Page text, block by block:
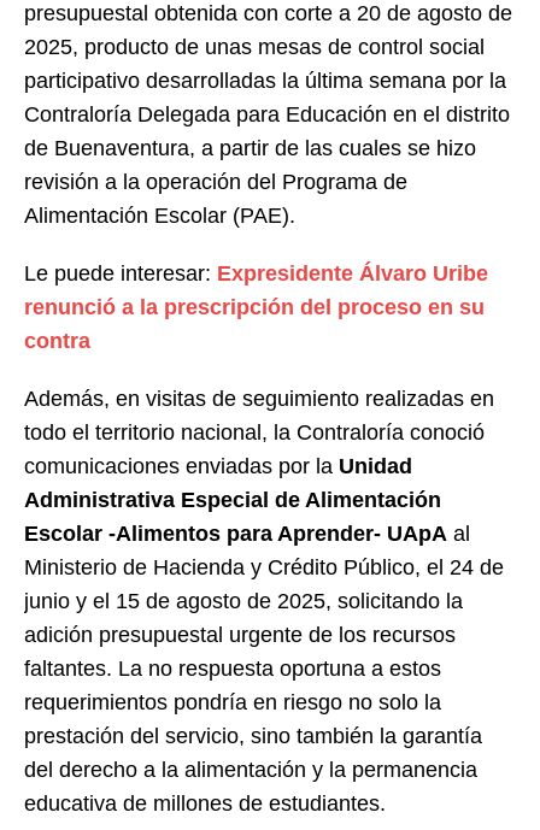
presupuestal obtenida con corte a 20 de agosto de
2025, producto de unas mesas de control social
participativo desarrolladas la última semana por la
Contraloría Delegada para Educación en el distrito
de Buenaventura, a partir de las cuales se hizo
revisión a la operación del Programa de
Alimentación Escolar (PAE).
Le puede interesar: Expresidente Álvaro Uribe
renunció a la prescripción del proceso en su
contra
Además, en visitas de seguimiento realizadas en
todo el territorio nacional, la Contraloría conoció
comunicaciones enviadas por la Unidad
Administrativa Especial de Alimentación
Escolar -Alimentos para Aprender- UApA al
Ministerio de Hacienda y Crédito Público, el 24 de
junio y el 15 de agosto de 2025, solicitando la
adición presupuestal urgente de los recursos
faltantes. La no respuesta oportuna a estos
requerimientos pondría en riesgo no solo la
prestación del servicio, sino también la garantía
del derecho a la alimentación y la permanencia
educativa de millones de estudiantes.